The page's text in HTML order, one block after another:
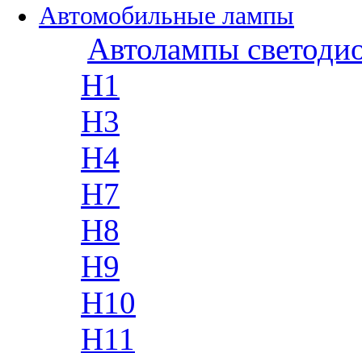
Автомобильные лампы
Автолампы
H1
H3
H4
H7
H8
H9
H10
H11